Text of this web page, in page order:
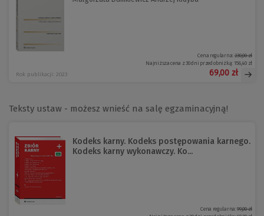
Rok publikacji: 2023
Cena regularna:230,00 zł
Najniższa cena z 30 dni przed obniżką: 156,40 zł
69,00 zł
Teksty ustaw - możesz wnieść na salę egzaminacyjną!
Kodeks karny. Kodeks postępowania karnego.
Kodeks karny wykonawczy. Ko...
Cena regularna:99,00 zł